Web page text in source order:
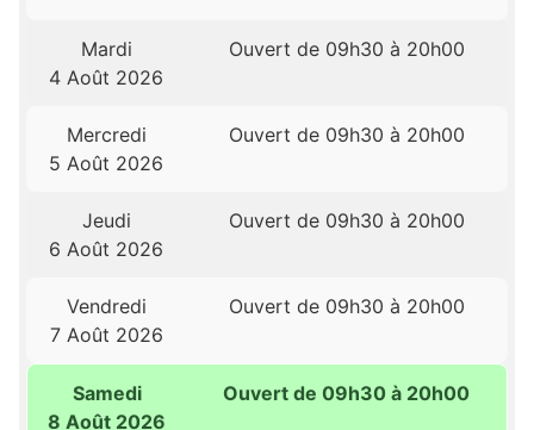
Mardi
4 Août 2026
Ouvert de 09h30 à 20h00
Mercredi
5 Août 2026
Ouvert de 09h30 à 20h00
Jeudi
6 Août 2026
Ouvert de 09h30 à 20h00
Vendredi
7 Août 2026
Ouvert de 09h30 à 20h00
Samedi
8 Août 2026
Ouvert de 09h30 à 20h00